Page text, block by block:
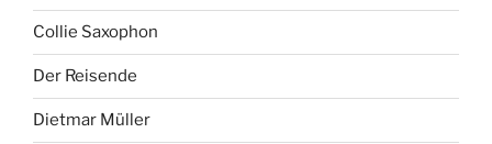
Collie Saxophon
Der Reisende
Dietmar Müller